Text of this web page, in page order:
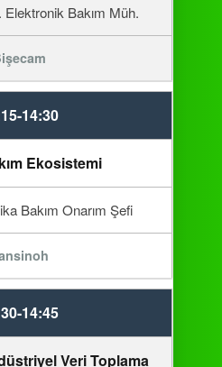
Elektronik Bakım Müh.
14:30
Ekosistemi
Bakım Onarım Şefi
14:45
Veri Toplama